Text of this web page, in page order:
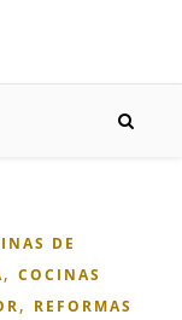
DE
, COCINAS
, REFORMAS